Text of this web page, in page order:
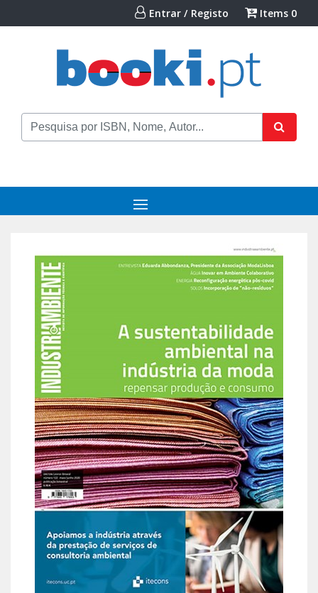
Entrar / Registo Items 0